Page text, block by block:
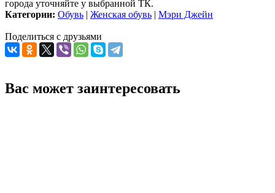
города уточняйте у выбранной ТК.
Категории: Обувь | Женская обувь | Мэри Джейн
Поделиться с друзьями
Вас может заинтересовать